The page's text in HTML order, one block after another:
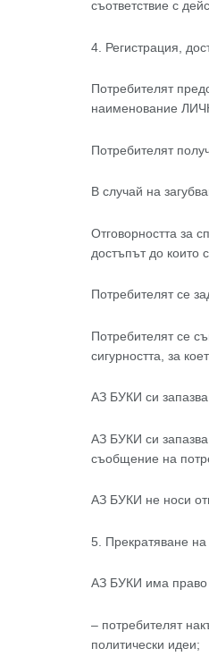
съответствие с
4. Регистрация,
Потребителят
наименование
Потребителят
В случай на
Отговорността за
достъпът до които
Потребителят се
Потребителят се
сигурността, за
АЗ БУКИ си
АЗ БУКИ си
съобщение на
АЗ БУКИ не носи
5. Прекратяване на
АЗ БУКИ има право
– потребителят
политически идеи;